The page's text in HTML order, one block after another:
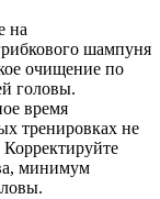
на
шампуня
очищение по
головы.
время
тренировках не
минимум